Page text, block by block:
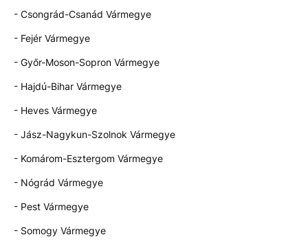
- Csongrád-Csanád Vármegye
- Fejér Vármegye
- Győr-Moson-Sopron Vármegye
- Hajdú-Bihar Vármegye
- Heves Vármegye
- Jász-Nagykun-Szolnok Vármegye
- Komárom-Esztergom Vármegye
- Nógrád Vármegye
- Pest Vármegye
- Somogy Vármegye